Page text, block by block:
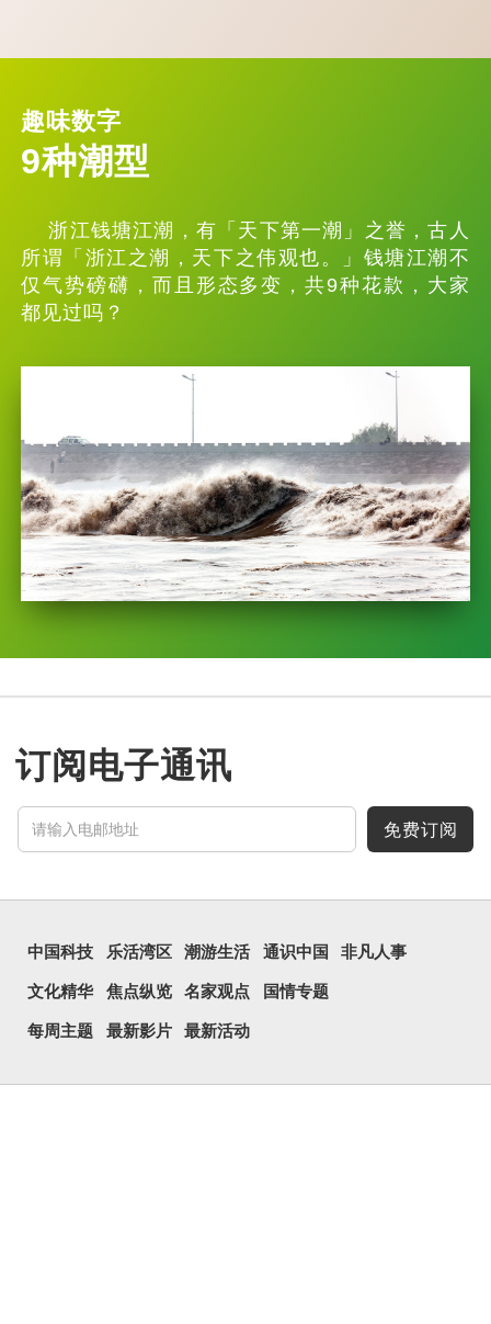
趣味数字
9种潮型
浙江钱塘江潮，有「天下第一潮」之誉，古人
所谓「浙江之潮，天下之伟观也。」钱塘江潮不
仅气势磅礴，而且形态多变，共9种花款，大家
都见过吗？
订阅电子通讯
免费订阅
中国科技 乐活湾区 潮游生活 通识中国 非凡人事
文化精华 焦点纵览 名家观点 国情专题
每周主题 最新影片 最新活动